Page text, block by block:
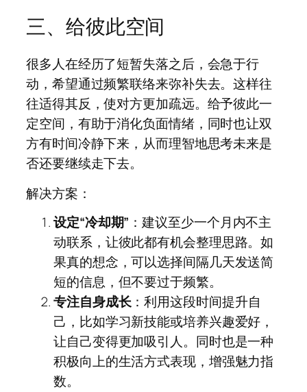
三、给彼此空间
很多人在经历了短暂失落之后，会急于行
动，希望通过频繁联络来弥补失去。这样往
往适得其反，使对方更加疏远。给予彼此一
定空间，有助于消化负面情绪，同时也让双
方有时间冷静下来，从而理智地思考未来是
否还要继续走下去。
解决方案：
设定“冷却期” ：建议至少一个月内不主
动联系，让彼此都有机会整理思路。如
果真的想念，可以选择间隔几天发送简
短的信息，但不要过于频繁。
专注自身成长：利用这段时间提升自
己，比如学习新技能或培养兴趣爱好，
让自己变得更加吸引人。同时也是一种
积极向上的生活方式表现，增强魅力指
数。